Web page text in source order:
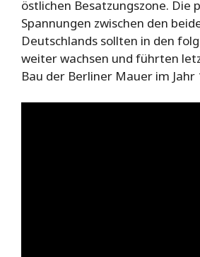
östlichen Besatzungszone. Die
Spannungen zwischen den
Deutschlands sollten in den
weiter wachsen und führten
Bau der Berliner Mauer im Jahr